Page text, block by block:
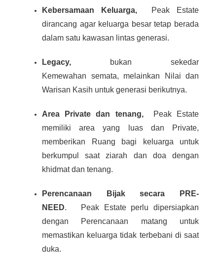
Kebersamaan Keluarga,
Peak Estate
dirancang agar keluarga besar tetap berada
dalam satu kawasan lintas generasi.
Legacy,
bukan sekedar
Kemewahan semata,
melainkan Nilai dan
Warisan Kasih untuk generasi berikutnya.
Area Private dan tenang,
Peak Estate
memiliki area yang luas dan Private,
memberikan Ruang bagi keluarga untuk
berkumpul saat ziarah dan doa dengan
khidmat dan tenang.
Perencanaan Bijak secara PRE-
NEED.
Peak Estate perlu dipersiapkan
dengan Perencanaan matang untuk
memastikan keluarga tidak terbebani di saat
duka.